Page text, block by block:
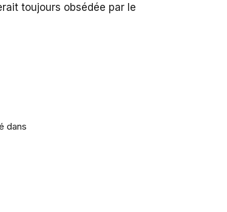
toujours obsédée par le
dans